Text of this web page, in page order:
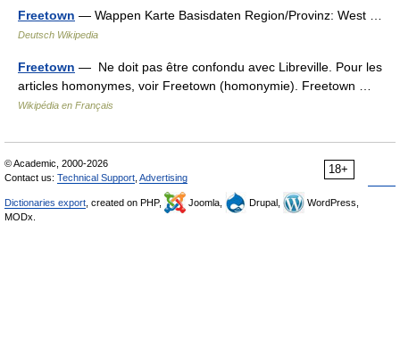
Freetown — Wappen Karte Basisdaten Region/Provinz: West …
Deutsch Wikipedia
Freetown — Ne doit pas être confondu avec Libreville. Pour les
articles homonymes, voir Freetown (homonymie). Freetown …
Wikipédia en Français
18+
© Academic, 2000-2026
Contact us: Technical Support Advertising
Dictionaries export , created on PHP, Joomla, Drupal,
WordPress,
MODx.